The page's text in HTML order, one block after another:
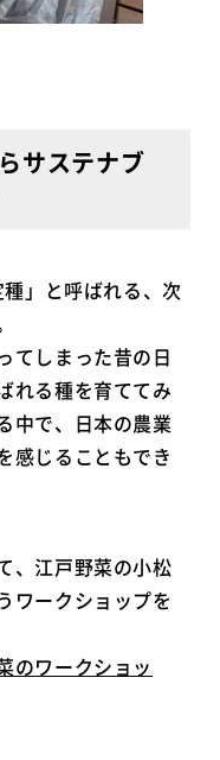
サステナブ
」と呼ばれる、次
てしまった昔の日
れる種を育ててみ
中で、日本の農業
感じることもでき
、江戸野菜の小松
ワークショップを
のワークショッ